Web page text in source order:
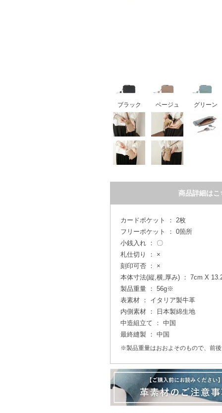
ブラック ベージュ グリーン
商品詳細はこ
カードポケット ： 2枚
フリーポケット ： 0箇所
小銭入れ ： 〇
札仕切り ： ×
刻印可否 ： ×
本体寸法(縦,横,厚み) ： 7cm X
製品重量 ： 56g※
表素材 ： イタリア製牛革
内側素材 ： 日本製綿生地
中造組立て ： 中国
最終縫製 ： 中国
※製品重量はおおよそのもので、前